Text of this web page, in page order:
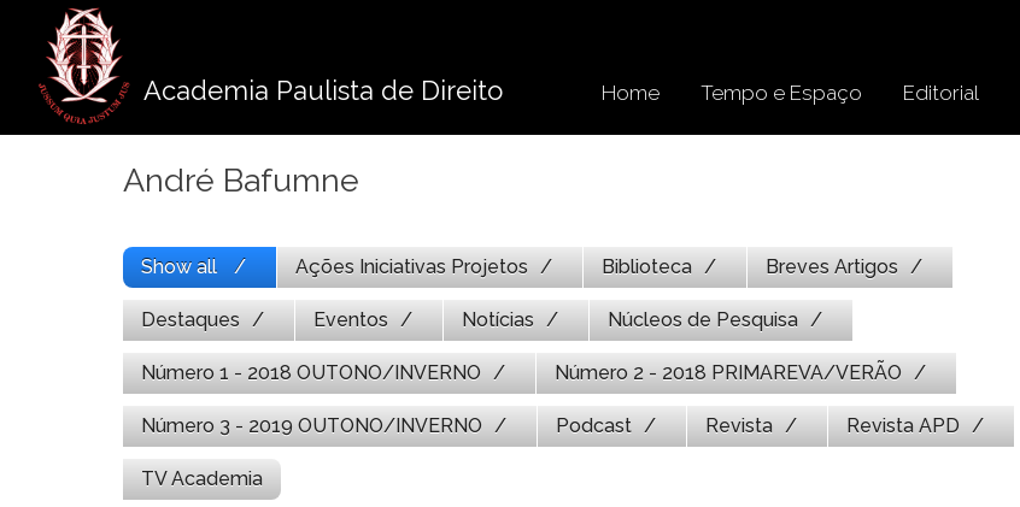
conteúdo
Academia Paulista de Direito Home Tempo e Espaço Editorial
André Bafumne
Show all Ações Iniciativas Projetos Biblioteca Breves Artigos
Destaques Eventos Notícias Núcleos de Pesquisa
Número 1 - 2018 OUTONO/INVERNO Número 2 - 2018 PRIMAREVA/VERÃO
Número 3 - 2019 OUTONO/INVERNO Podcast Revista Revista APD
TV Academia